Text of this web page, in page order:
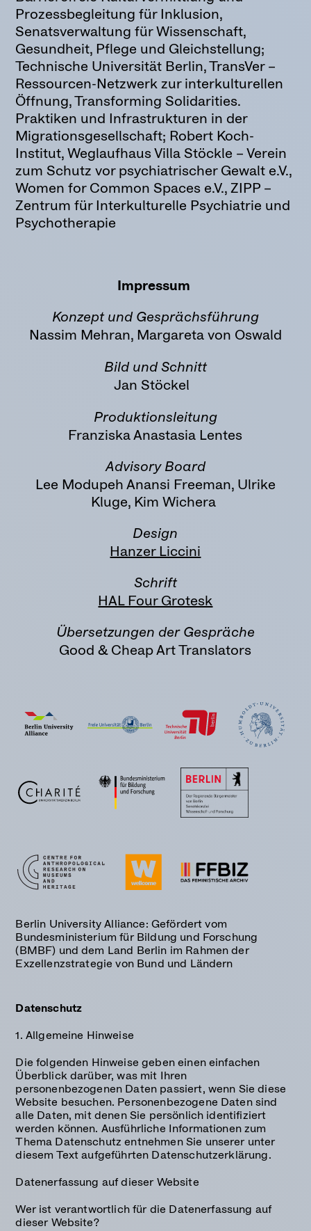
Prozessbegleitung für Inklusion,
Senatsverwaltung für Wissenschaft,
Gesundheit, Pflege und Gleichstellung;
Technische Universität Berlin, TransVer –
Ressourcen-Netzwerk zur interkulturellen
Öffnung, Transforming Solidarities.
Praktiken und Infrastrukturen in der
Migrationsgesellschaft; Robert Koch-
Institut, Weglaufhaus Villa Stöckle – Verein
zum Schutz vor psychiatrischer Gewalt e.V.,
Women for Common Spaces e.V., ZIPP –
Zentrum für Interkulturelle Psychiatrie und
Psychotherapie
Impressum
Konzept und Gesprächsführung
Nassim Mehran, Margareta von Oswald
Bild und Schnitt
Jan Stöckel
Produktionsleitung
Franziska Anastasia Lentes
Advisory Board
Lee Modupeh Anansi Freeman, Ulrike
Kluge, Kim Wichera
Design
Hanzer Liccini
Schrift
HAL Four Grotesk
Übersetzungen der Gespräche
Good & Cheap Art Translators
Berlin University Alliance: Gefördert vom
Bundesministerium für Bildung und Forschung
(BMBF) und dem Land Berlin im Rahmen der
Exzellenzstrategie von Bund und Ländern
Datenschutz
1. Allgemeine Hinweise
Die folgenden Hinweise geben einen einfachen
Überblick darüber, was mit Ihren
personenbezogenen Daten passiert, wenn Sie diese
Website besuchen. Personenbezogene Daten sind
alle Daten, mit denen Sie persönlich identifiziert
werden können. Ausführliche Informationen zum
Thema Datenschutz entnehmen Sie unserer unter
diesem Text aufgeführten Datenschutzerklärung.
Datenerfassung auf dieser Website
Wer ist verantwortlich für die Datenerfassung auf
dieser Website?